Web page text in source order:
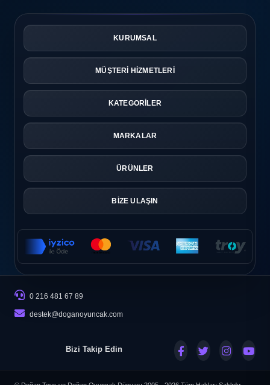
KURUMSAL
MÜŞTERİ HİZMETLERİ
KATEGORİLER
MARKALAR
ÜRÜNLER
BİZE ULAŞIN
0 216 481 67 89
destek@doganoyuncak.com
Bizi Takip Edin